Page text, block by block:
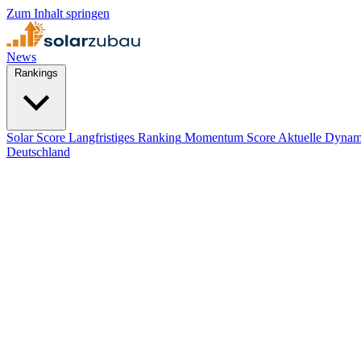
Zum Inhalt springen
News
Solar Score Langfristiges Ranking Momentum Score Aktuelle
Deutschland